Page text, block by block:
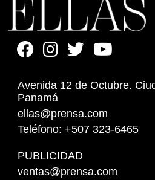
Avenida 12 de Octubre.
Panamá
ellas@prensa.com
Teléfono: +507 323-6465
PUBLICIDAD
ventas@prensa.com